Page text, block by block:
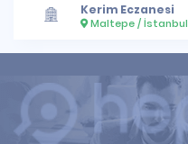
Kerim Eczanesi
Maltepe / İstanbul